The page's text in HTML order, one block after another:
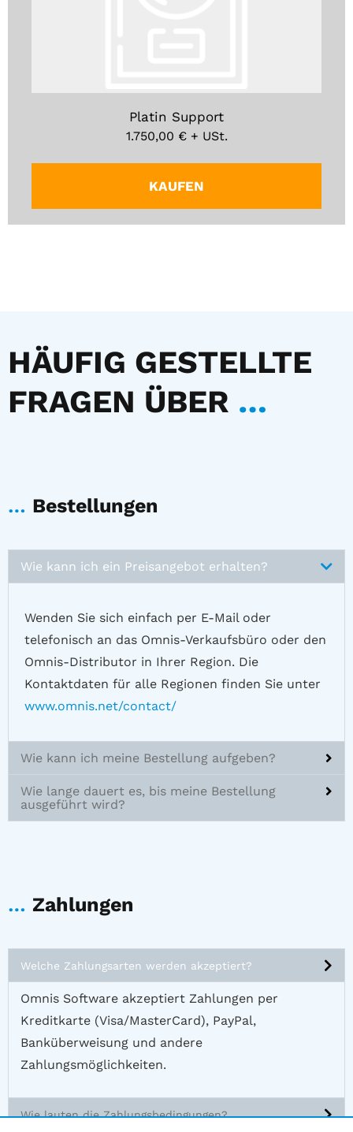
Platin Support
1.750,00 €+ USt.
KAUFEN
HÄUFIG GESTELLTE
FRAGEN ÜBER …
… Bestellungen
Wie kann ich ein Preisangebot erhalten?
Wenden Sie sich einfach per E-Mail oder
telefonisch an das Omnis-Verkaufsbüro oder den
Omnis-Distributor in Ihrer Region. Die
Kontaktdaten für alle Regionen finden Sie unter
www.omnis.net/contact/
Wie kann ich meine Bestellung aufgeben?
Wie lange dauert es, bis meine Bestellung
ausgeführt wird?
… Zahlungen
Welche Zahlungsarten werden akzeptiert?
Omnis Software akzeptiert Zahlungen per
Kreditkarte (Visa/MasterCard), PayPal,
Banküberweisung und andere
Zahlungsmöglichkeiten.
Wie lauten die Zahlungsbedingungen?